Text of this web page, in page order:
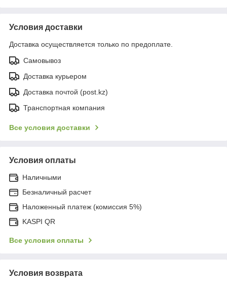
Условия доставки
Доставка осуществляется только по предоплате.
Самовывоз
Доставка курьером
Доставка почтой (post.kz)
Транспортная компания
Все условия доставки
Условия оплаты
Наличными
Безналичный расчет
Наложенный платеж (комиссия 5%)
KASPI QR
Все условия оплаты
Условия возврата